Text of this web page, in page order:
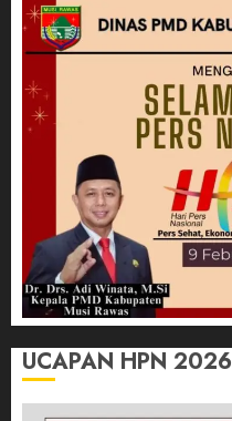
UCAPAN HPN 2026